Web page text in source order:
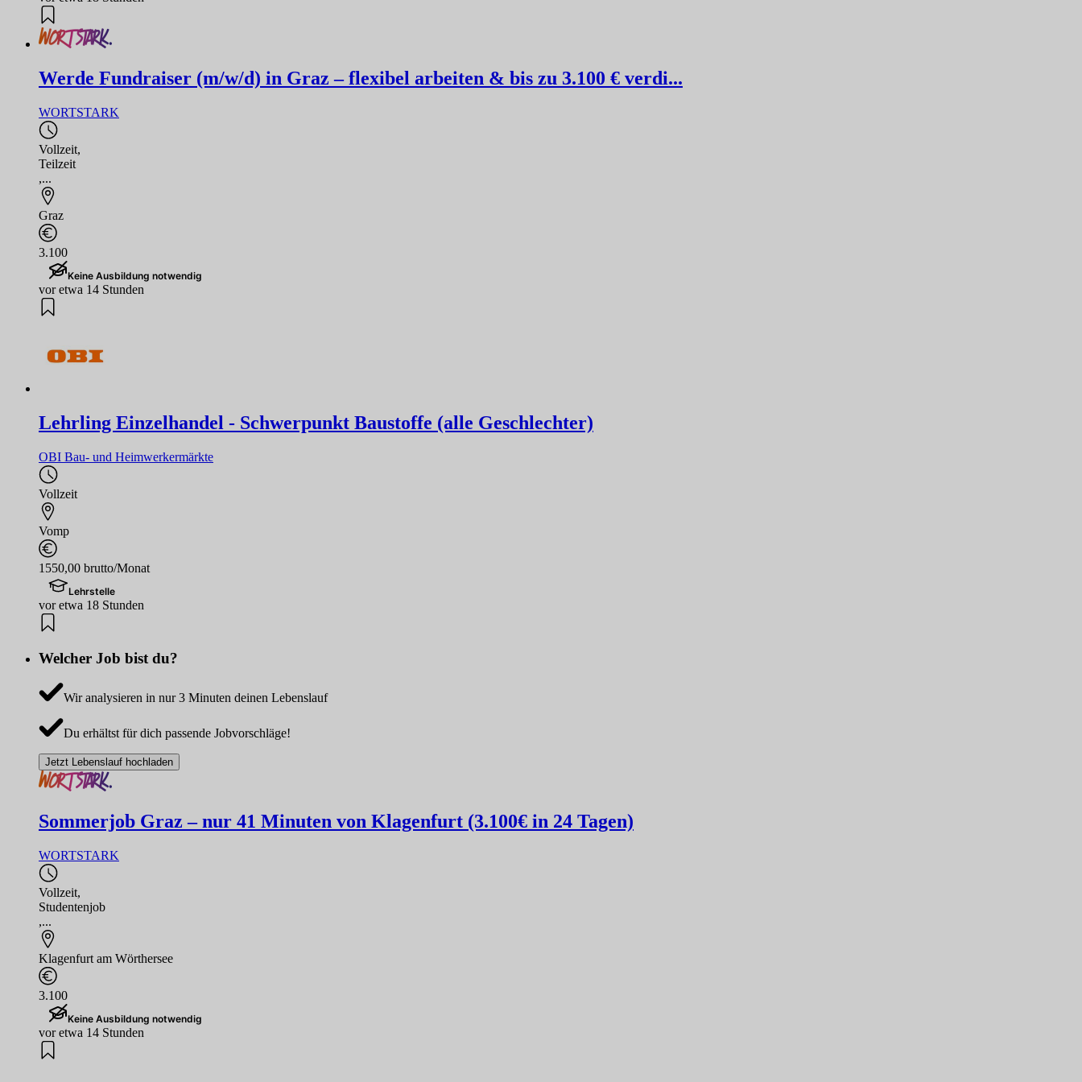
Werde Fundraiser (m/w/d) in Graz – flexibel arbeiten & bis zu 3.100 € verdi...
WORTSTARK
Vollzeit,
Teilzeit
,...
Graz
3.100
Keine Ausbildung notwendig
vor etwa 14 Stunden
Lehrling Einzelhandel - Schwerpunkt Baustoffe (alle Geschlechter)
OBI Bau- und Heimwerkermärkte
Vollzeit
Vomp
1550,00 brutto/Monat
Lehrstelle
vor etwa 18 Stunden
Welcher Job bist du?
Wir analysieren in nur 3 Minuten deinen Lebenslauf
Du erhältst für dich passende Jobvorschläge!
Jetzt Lebenslauf hochladen
Sommerjob Graz – nur 41 Minuten von Klagenfurt (3.100€ in 24 Tagen)
WORTSTARK
Vollzeit,
Studentenjob
,...
Klagenfurt am Wörthersee
3.100
Keine Ausbildung notwendig
vor etwa 14 Stunden